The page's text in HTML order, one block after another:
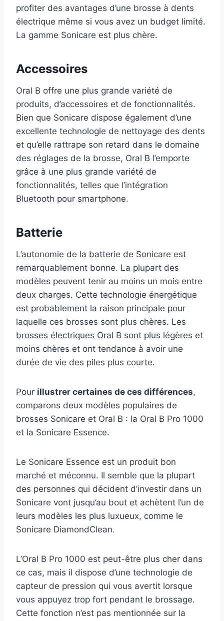
profiter des avantages d’une brosse à dents
électrique même si vous avez un budget limité.
La gamme Sonicare est plus chère.
Accessoires
Oral B offre une plus grande variété de
produits, d’accessoires et de fonctionnalités.
Bien que Sonicare dispose également d’une
excellente technologie de nettoyage des dents
et qu’elle rattrape son retard dans le domaine
des réglages de la brosse, Oral B l’emporte
grâce à une plus grande variété de
fonctionnalités, telles que l’intégration
Bluetooth pour smartphone.
Batterie
L’autonomie de la batterie de Sonicare est
remarquablement bonne. La plupart des
modèles peuvent tenir au moins un mois entre
deux charges. Cette technologie énergétique
est probablement la raison principale pour
laquelle ces brosses sont plus chères. Les
brosses électriques Oral B sont plus légères et
moins chères et ont tendance à avoir une
durée de vie des piles plus courte.
Pour illustrer certaines de ces différences,
comparons deux modèles populaires de
brosses Sonicare et Oral B : la Oral B Pro 1000
et la Sonicare Essence.
Le Sonicare Essence est un produit bon
marché et méconnu. Il semble que la plupart
des personnes qui décident d’investir dans un
Sonicare vont jusqu’au bout et achètent l’un de
leurs modèles les plus luxueux, comme le
Sonicare DiamondClean.
L’Oral B Pro 1000 est peut-être plus cher dans
ce cas, mais il dispose d’une technologie de
capteur de pression qui vous avertit lorsque
vous appuyez trop fort pendant le brossage.
Cette fonction n’est pas mentionnée sur la